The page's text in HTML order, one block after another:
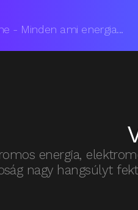
- Minden ami energia...
energia,
nagy hangsúlyt